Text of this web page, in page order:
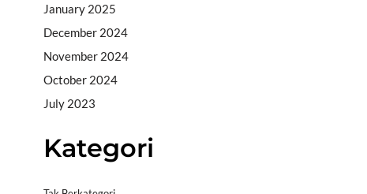
January 2025
December 2024
November 2024
October 2024
July 2023
Kategori